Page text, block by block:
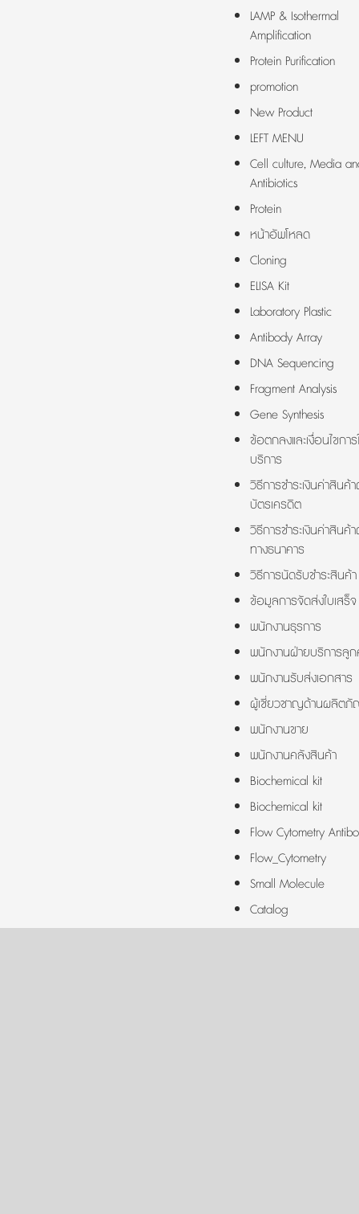
LAMP & Isothermal
Amplification
Protein Purification
promotion
New Product
LEFT MENU
Cell culture, Media
Antibiotics
Protein
หน้าอัพโหลด
Cloning
ELISA Kit
Laboratory Plastic
Antibody Array
DNA Sequencing
Fragment Analysis
Gene Synthesis
ข้อตกลงและเงื่อนไขการ
บริการ
วิธีการชำระเงินค่าสินค้
บัตรเครดิต
วิธีการชำระเงินค่าสินค้
ทางธนาคาร
วิธีการนัดรับชำระสินค้า
ข้อมูลการจัดส่งใบเสร็จ
พนักงานธุรการ
พนักงานฝ่ายบริการลูก
พนักงานรับส่งเอกสาร
ผู้เชี่ยวชาญด้านผลิต
พนักงานขาย
พนักงานคลังสินค้า
Biochemical kit
Biochemical kit
Flow Cytometry
Flow_Cytometry
Small Molecule
Catalog